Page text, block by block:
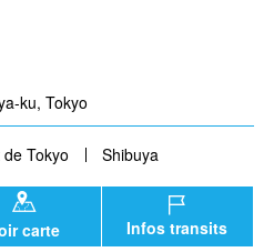
ku, Tokyo
Tokyo Shibuya
carte Infos transits